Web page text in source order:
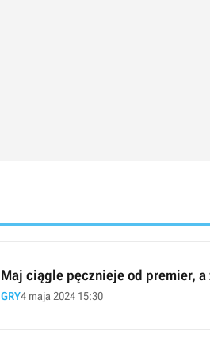
Maj ciągle pęcznieje od premier, a
GRY4 maja 2024 15:30